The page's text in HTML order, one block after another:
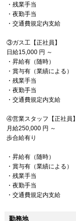
・残業手当
・夜勤手当
・交通費規定内支給
③ガス工【正社員】
日給15,000 円 ～
・昇給有（随時）
・賞与有（業績による）
・残業手当
・夜勤手当
・交通費規定内支給
④営業スタッフ【正社員】
月給250,000 円 ～
歩合給有り
・昇給有（随時）
・賞与有（業績による）
・残業手当
・夜勤手当
・交通費規定内支給
勤務地